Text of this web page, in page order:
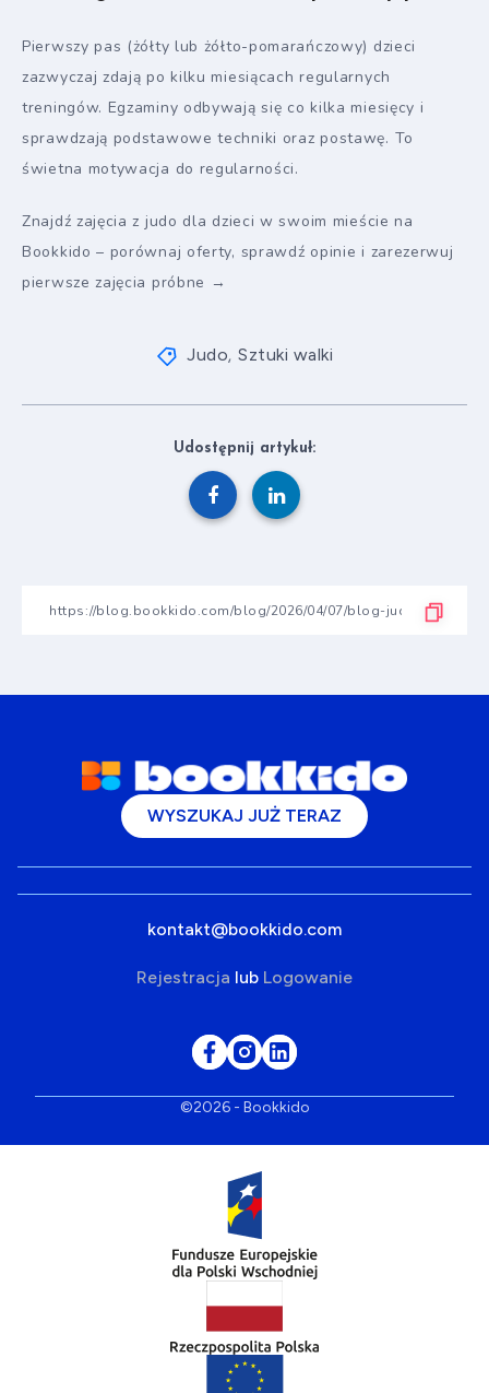
Pierwszy pas (żółty lub żółto-pomarańczowy) dzieci
zazwyczaj zdają po kilku miesiącach regularnych
treningów. Egzaminy odbywają się co kilka miesięcy i
sprawdzają podstawowe techniki oraz postawę. To
świetna motywacja do regularności.
Znajdź zajęcia z judo dla dzieci w swoim mieście na
Bookkido – porównaj oferty, sprawdź opinie i zarezerwuj
pierwsze zajęcia próbne →
Judo,Sztuki walki
Udostępnij artykuł:
WYSZUKAJ JUŻ TERAZ
kontakt@bookkido.com
Rejestracja lub Logowanie
©2026 - Bookkido